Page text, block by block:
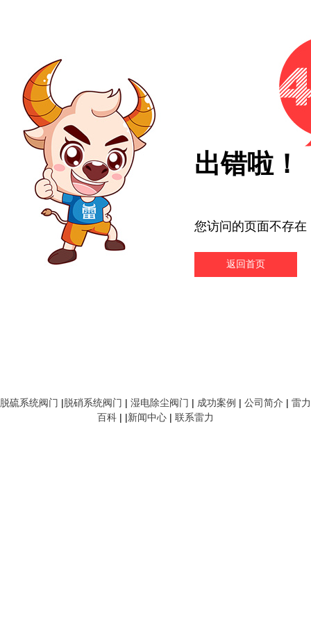
出错啦！
您访问的页面不存在
返回首页
脱硫系统阀门 |脱硝系统阀门 | 湿电除尘阀门 | 成功案例 | 公司简介 | 雷力
百科 | |新闻中心 | 联系雷力